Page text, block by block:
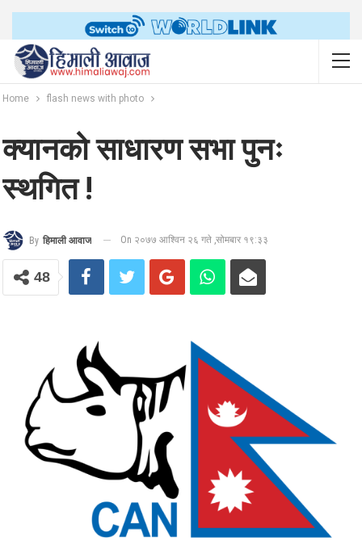
Home flash news with photo
क्यानको साधारण सभा पुनः
स्थगित !
By हिमाली आवाज On २०७७ आश्विन २६ गते ,सोमबार १९:३३
48